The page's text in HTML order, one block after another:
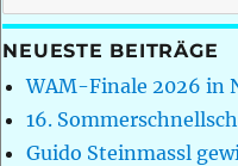
nach:
NEUESTE BEITRÄGE
WAM-Finale 2026 in
16.
Guido Steinmassl